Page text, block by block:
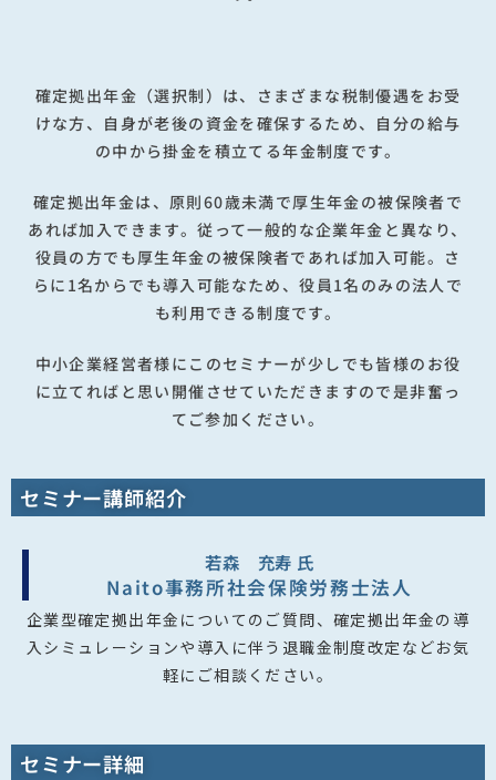
確定拠出年金（選択制）は、さまざまな税制優遇をお受
けな方、自身が老後の資金を確保するため、自分の給与
の中から掛金を積立てる年金制度です。
確定拠出年金は、原則60歳未満で厚生年金の被保険者で
あれば加入できます。従って一般的な企業年金と異なり、
役員の方でも厚生年金の被保険者であれば加入可能。さ
らに1名からでも導入可能なため、役員1名のみの法人で
も利用できる制度です。
中小企業経営者様にこのセミナーが少しでも皆様のお役
に立てればと思い開催させていただきますので是非奮っ
てご参加ください。
セミナー講師紹介
若森 充寿 氏
Naito事務所社会保険労務士法人
企業型確定拠出年金についてのご質問、確定拠出年金の導
入シミュレーションや導入に伴う退職金制度改定などお気
軽にご相談ください。
セミナー詳細